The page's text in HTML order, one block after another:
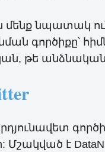
մենք նպատակ
գործիքը՝
թե անձնական
է